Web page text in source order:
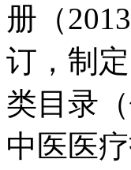
册（
订，制
类目录
中医医